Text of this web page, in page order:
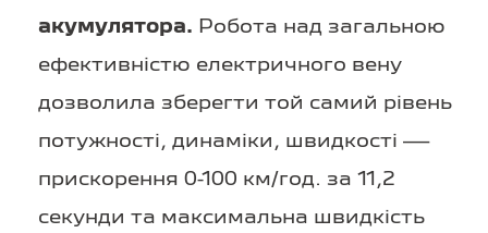
акумулятора. Робота над загальною
ефективністю електричного вену
дозволила зберегти той самий рівень
потужності, динаміки, швидкості —
прискорення 0-100 км/год. за 11,2
секунди та максимальна швидкість